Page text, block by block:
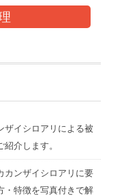
ザイシロアリによる被
介します。
カンザイシロアリに要
・特徴を写真付きで解